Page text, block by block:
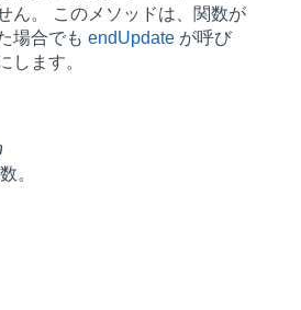
ん。 このメソッドは、関数が
場合でも endUpdate が呼び
します。
。